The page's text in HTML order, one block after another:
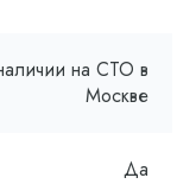
на СТО в
Москве
Да